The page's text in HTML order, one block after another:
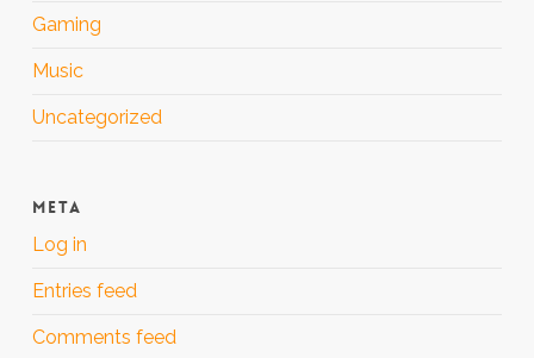
Gaming
Music
Uncategorized
META
Log in
Entries feed
Comments feed